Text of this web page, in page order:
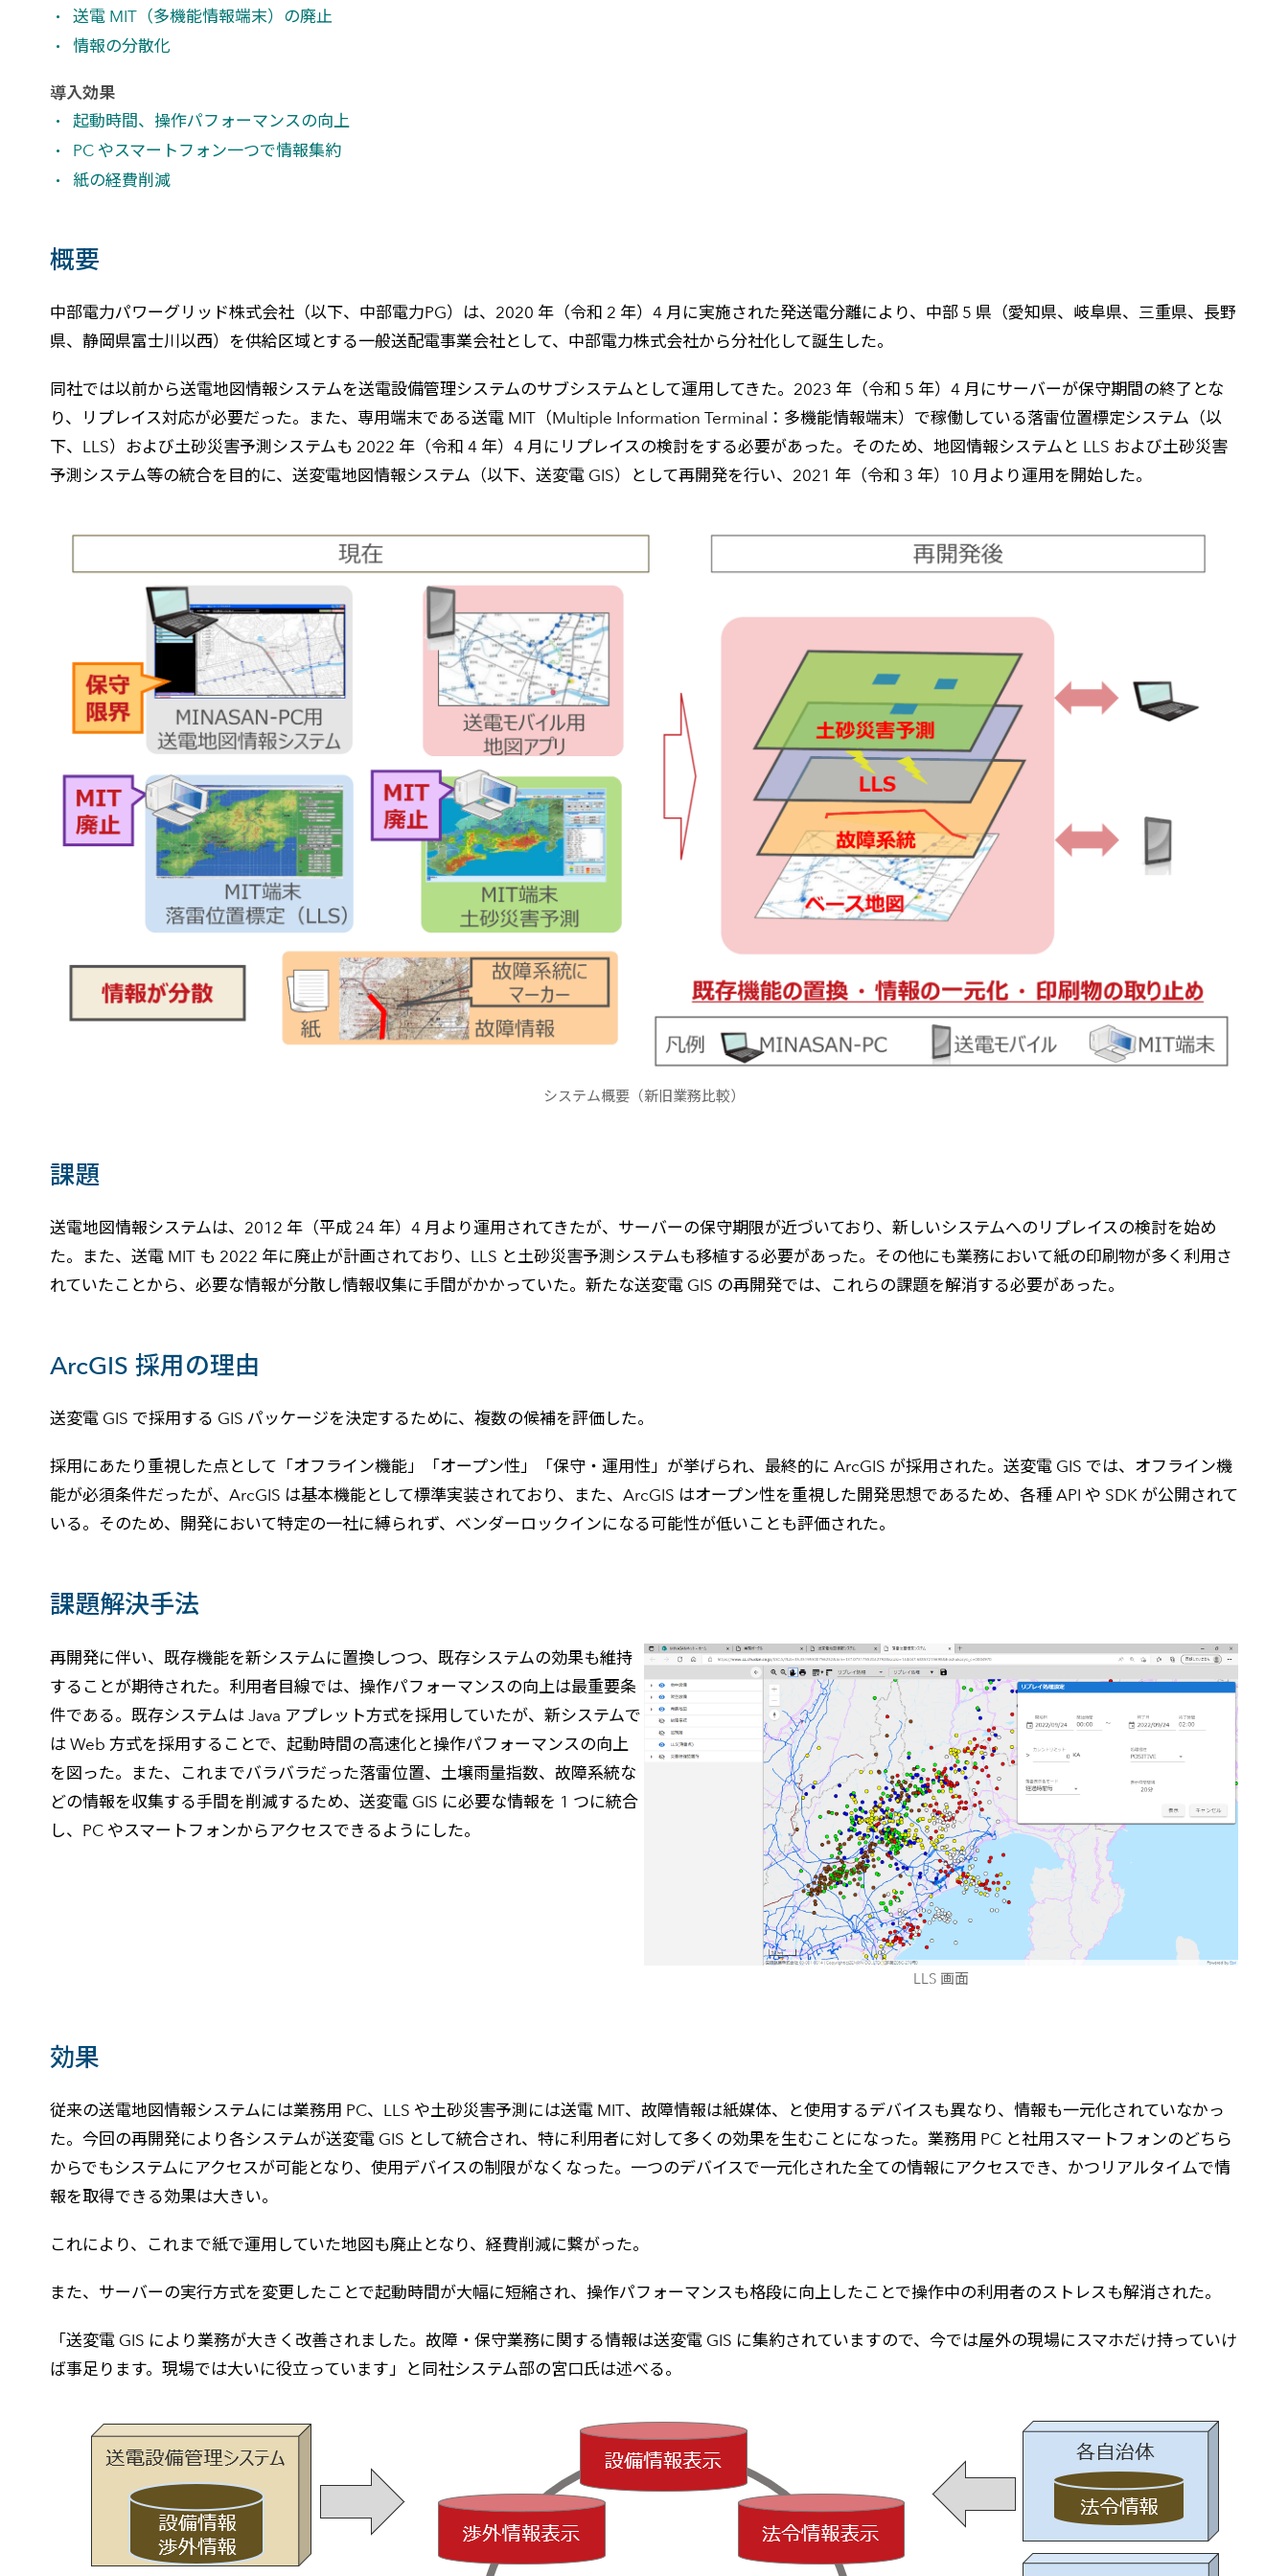
送電 MIT（多機能情報端末）の廃止
情報の分散化
導入効果
起動時間、操作パフォーマンスの向上
PC やスマートフォン一つで情報集約
紙の経費削減
概要
中部電力パワーグリッド株式会社（以下、中部電力PG）は、2020 年（令和 2 年）4 月に実施された発送電分離により、中部 5 県（愛知県、岐阜県、三重県、長野
県、静岡県富士川以西）を供給区域とする一般送配電事業会社として、中部電力株式会社から分社化して誕生した。
同社では以前から送電地図情報システムを送電設備管理システムのサブシステムとして運用してきた。2023 年（令和 5 年）4 月にサーバーが保守期間の終了とな
り、リプレイス対応が必要だった。また、専用端末である送電 MIT（Multiple Information Terminal：多機能情報端末）で稼働している落雷位置標定システム（以
下、LLS）および土砂災害予測システムも 2022 年（令和 4 年）4 月にリプレイスの検討をする必要があった。そのため、地図情報システムと LLS および土砂災害
予測システム等の統合を目的に、送変電地図情報システム（以下、送変電 GIS）として再開発を行い、2021 年（令和 3 年）10 月より運用を開始した。
システム概要（新旧業務比較）
課題
送電地図情報システムは、2012 年（平成 24 年）4 月より運用されてきたが、サーバーの保守期限が近づいており、新しいシステムへのリプレイスの検討を始め
た。また、送電 MIT も 2022 年に廃止が計画されており、LLS と土砂災害予測システムも移植する必要があった。その他にも業務において紙の印刷物が多く利用さ
れていたことから、必要な情報が分散し情報収集に手間がかかっていた。新たな送変電 GIS の再開発では、これらの課題を解消する必要があった。
ArcGIS 採用の理由
送変電 GIS で採用する GIS パッケージを決定するために、複数の候補を評価した。
採用にあたり重視した点として「オフライン機能」「オープン性」「保守・運用性」が挙げられ、最終的に ArcGIS が採用された。送変電 GIS では、オフライン機
能が必須条件だったが、ArcGIS は基本機能として標準実装されており、また、ArcGIS はオープン性を重視した開発思想であるため、各種 API や SDK が公開されて
いる。そのため、開発において特定の一社に縛られず、ベンダーロックインになる可能性が低いことも評価された。
課題解決手法
再開発に伴い、既存機能を新システムに置換しつつ、既存システムの効果も維持
することが期待された。利用者目線では、操作パフォーマンスの向上は最重要条
件である。既存システムは Java アプレット方式を採用していたが、新システムで
は Web 方式を採用することで、起動時間の高速化と操作パフォーマンスの向上
を図った。また、これまでバラバラだった落雷位置、土壌雨量指数、故障系統な
どの情報を収集する手間を削減するため、送変電 GIS に必要な情報を 1 つに統合
し、PC やスマートフォンからアクセスできるようにした。
LLS 画面
効果
従来の送電地図情報システムには業務用 PC、LLS や土砂災害予測には送電 MIT、故障情報は紙媒体、と使用するデバイスも異なり、情報も一元化されていなかっ
た。今回の再開発により各システムが送変電 GIS として統合され、特に利用者に対して多くの効果を生むことになった。業務用 PC と社用スマートフォンのどちら
からでもシステムにアクセスが可能となり、使用デバイスの制限がなくなった。一つのデバイスで一元化された全ての情報にアクセスでき、かつリアルタイムで情
報を取得できる効果は大きい。
これにより、これまで紙で運用していた地図も廃止となり、経費削減に繋がった。
また、サーバーの実行方式を変更したことで起動時間が大幅に短縮され、操作パフォーマンスも格段に向上したことで操作中の利用者のストレスも解消された。
「送変電 GIS により業務が大きく改善されました。故障・保守業務に関する情報は送変電 GIS に集約されていますので、今では屋外の現場にスマホだけ持っていけ
ば事足ります。現場では大いに役立っています」と同社システム部の宮口氏は述べる。